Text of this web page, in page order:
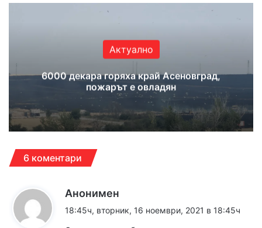
te bo
ub ra
Актуално
6000 декара горяха край Асеновград,
пожарът е овладян
6 коментари
Анонимен
18:45ч, вторник, 16 ноември, 2021 в 18:45ч